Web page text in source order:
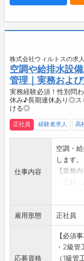
め、将
とを期
程度で
・オン
境です
・プラ
ご家族
です
■充実し
・2025
・資格
・退職
将来を
柔軟な
結婚・
も配慮
配属先
同じフ
株式会社ウィルトスの求
空調や給排水設
管理｜実務およ
実務経験必須！性別問
休み♪長期連休あり◎ス
ける◎
正社員 経験者求人 高
仕事内容
空調・
します。
【業務内
・現場
・協力会
・資材
・安全
・発注
雇用形態 正社員
応募資格
【必須事
・2級管
（1級管